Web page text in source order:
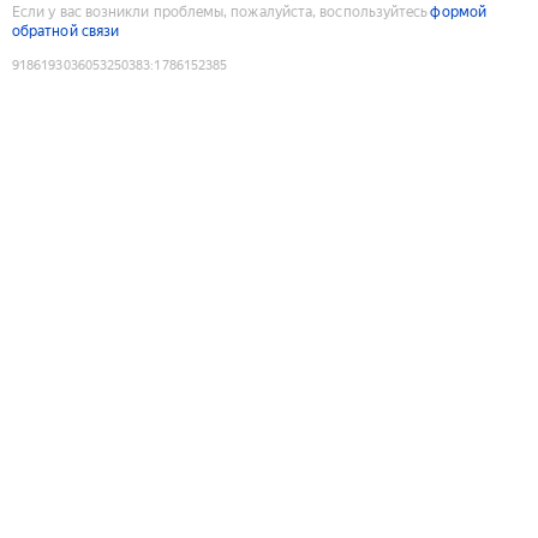
Если у вас возникли проблемы, пожалуйста, воспользуйтесьформой
обратной связи
9186193036053250383:1786152385